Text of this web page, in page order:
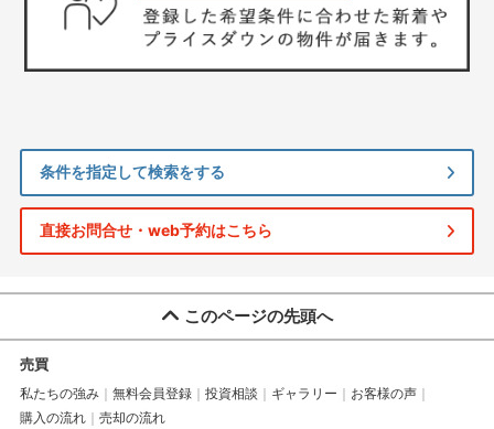
条件を指定して検索をする
直接お問合せ・web予約はこちら
このページの先頭へ
売買
私たちの強み 無料会員登録 投資相談 ギャラリー
お客様の声
購入の流れ
売却の流れ